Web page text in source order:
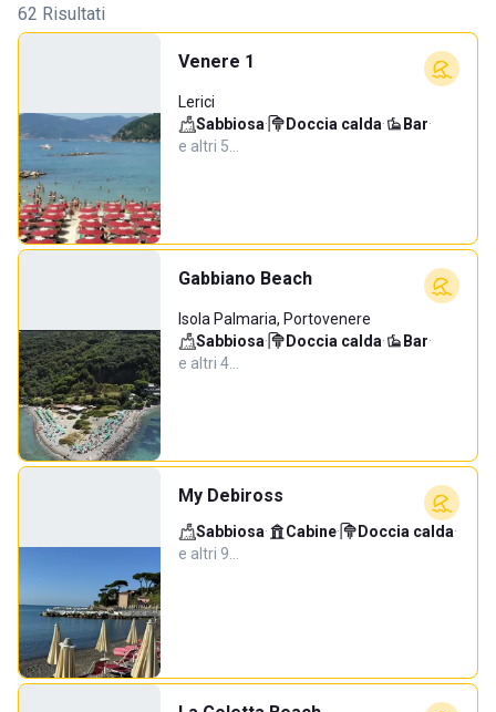
62 Risultati
Venere 1
Lerici
Sabbiosa· Doccia calda· Bar·
e altri 5…
Gabbiano Beach
Isola Palmaria, Portovenere
Sabbiosa· Doccia calda· Bar·
e altri 4…
My Debiross
Sabbiosa· Cabine· Doccia calda·
e altri 9…